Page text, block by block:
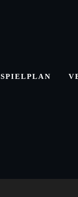
SPIELPLAN